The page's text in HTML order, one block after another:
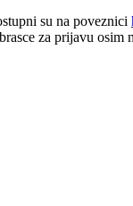
su na poveznici
za prijavu